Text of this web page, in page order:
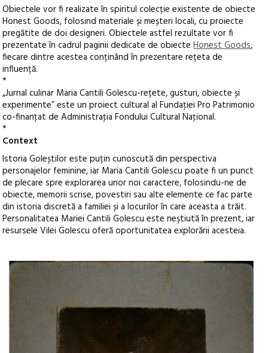
Obiectele vor fi realizate în spiritul colecție existente de obiecte
Honest Goods, folosind materiale și meșteri locali, cu proiecte
pregătite de doi designeri. Obiectele astfel rezultate vor fi
prezentate în cadrul paginii dedicate de obiecteHonest Goods,
fiecare dintre acestea conținând în prezentare rețeta de
influență.
*
„Jurnal culinar Maria Cantili Golescu-rețete, gusturi, obiecte și
experimente” este un proiect cultural al Fundaţiei Pro Patrimonio
co-finanţat de Administraţia Fondului Cultural Naţional.
*
Context
Istoria Goleștilor este puțin cunoscută din perspectiva
personajelor feminine, iar Maria Cantili Golescu poate fi un punct
de plecare spre explorarea unor noi caractere, folosindu-ne de
obiecte, memorii scrise, povestiri sau alte elemente ce fac parte
din istoria discretă a familiei și a locurilor în care aceasta a trăit.
Personalitatea Mariei Cantili Golescu este neştiută în prezent, iar
resursele Vilei Golescu oferă oportunitatea explorării acesteia.